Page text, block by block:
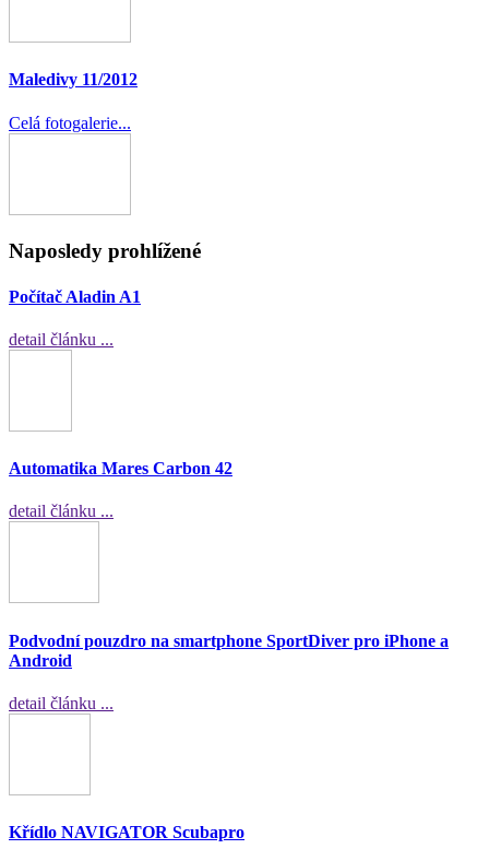
Maledivy 11/2012
Celá fotogalerie...
Naposledy prohlížené
Počítač Aladin A1
detail článku ...
Automatika Mares Carbon 42
detail článku ...
Podvodní pouzdro na smartphone SportDiver pro iPhone a
Android
detail článku ...
Křídlo NAVIGATOR Scubapro